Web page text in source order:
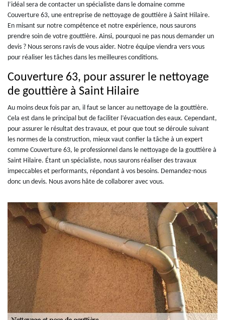
l’idéal sera de contacter un spécialiste dans le domaine comme
Couverture 63, une entreprise de nettoyage de gouttière à Saint Hilaire.
En misant sur notre compétence et notre expérience, nous saurons
prendre soin de votre gouttière. Ainsi, pourquoi ne pas nous demander un
devis ? Nous serons ravis de vous aider. Notre équipe viendra vers vous
pour réaliser les tâches dans les meilleures conditions.
Couverture 63, pour assurer le nettoyage
de gouttière à Saint Hilaire
Au moins deux fois par an, il faut se lancer au nettoyage de la gouttière.
Cela est dans le principal but de faciliter l’évacuation des eaux. Cependant,
pour assurer le résultat des travaux, et pour que tout se déroule suivant
les normes de la construction, mieux vaut confier la tâche à un expert
comme Couverture 63, le professionnel dans le nettoyage de la gouttière à
Saint Hilaire. Étant un spécialiste, nous saurons réaliser des travaux
impeccables et performants, répondant à vos besoins. Demandez-nous
donc un devis. Nous avons hâte de collaborer avec vous.